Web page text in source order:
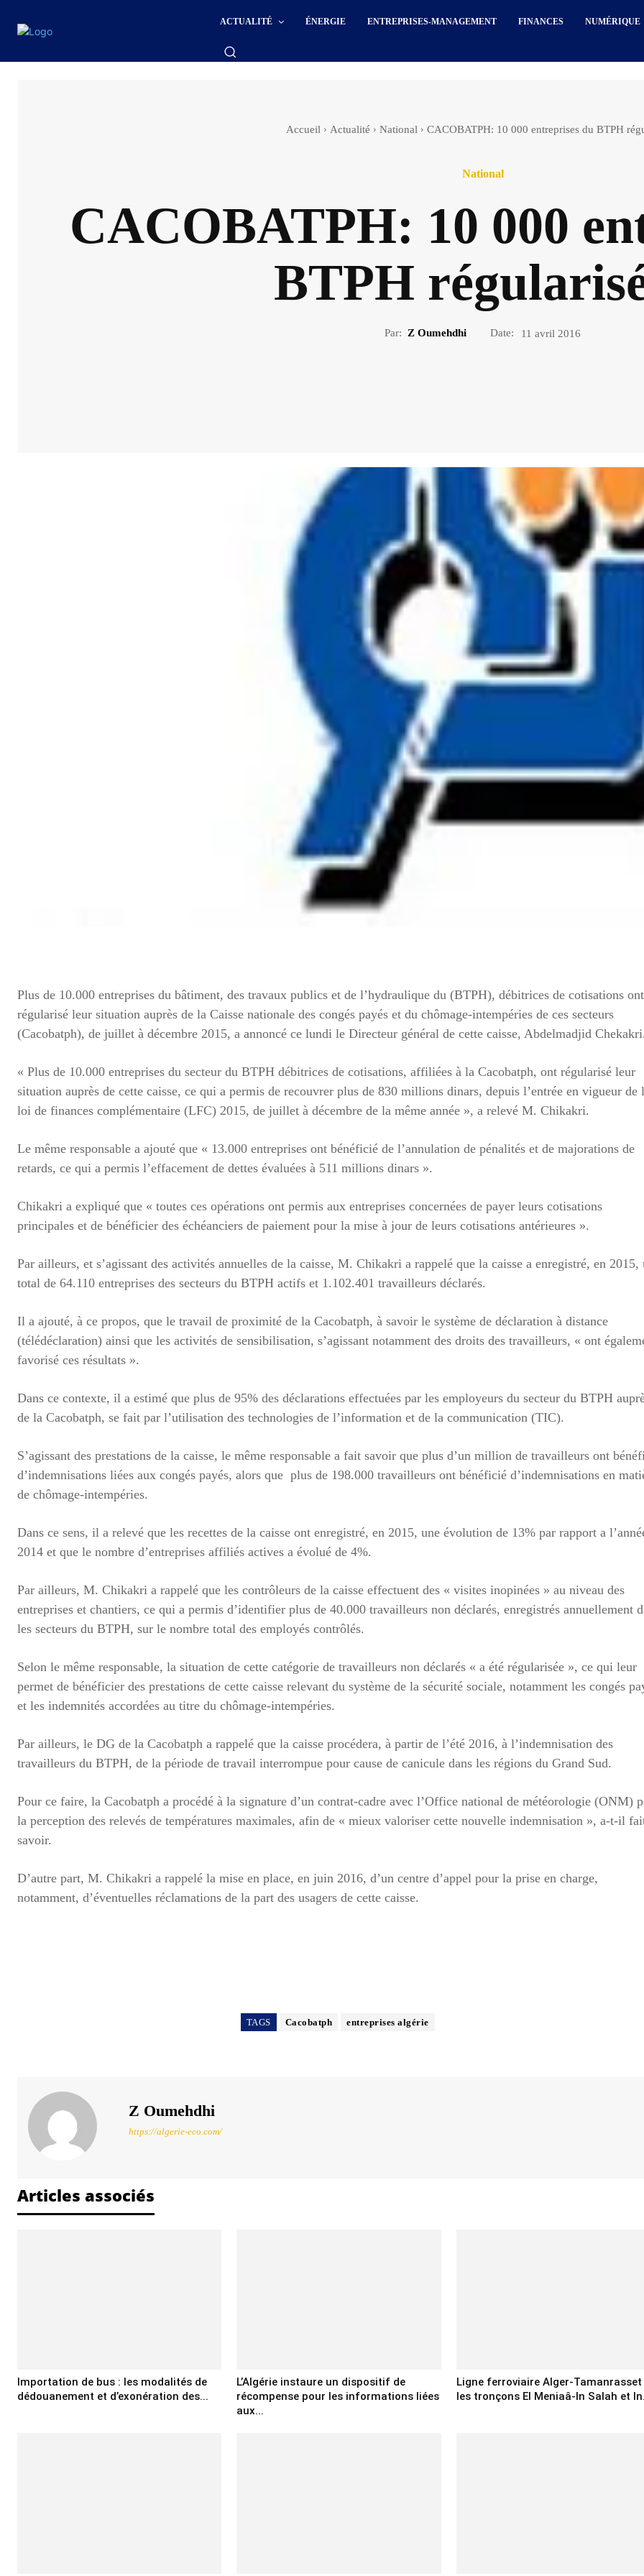
ACTUALITÉ ÉNERGIE ENTREPRISES-MANAGEMENT FINANCES NUMÉRIQUE
Accueil Actualité National CACOBATPH: 10 000 entreprises du BTPH
National
CACOBATPH: 10 000
BTPH
Par: Z Oumehdhi Date: 11 avril 2016
Plus de 10.000 entreprises du bâtiment, des travaux publics et de l’hydraulique du (BTPH), débitrices de cotisations ont
régularisé leur situation auprès de la Caisse nationale des congés payés et du chômage-intempéries de ces secteurs
(Cacobatph), de juillet à décembre 2015, a annoncé ce lundi le Directeur général de cette caisse, Abdelmadjid Chekakri.
« Plus de 10.000 entreprises du secteur du BTPH débitrices de cotisations, affiliées à la Cacobatph, ont régularisé leur
situation auprès de cette caisse, ce qui a permis de recouvrer plus de 830 millions dinars, depuis l’entrée en vigueur de
loi de finances complémentaire (LFC) 2015, de juillet à décembre de la même année », a relevé M. Chikakri.
Le même responsable a ajouté que « 13.000 entreprises ont bénéficié de l’annulation de pénalités et de majorations de
retards, ce qui a permis l’effacement de dettes évaluées à 511 millions dinars ».
Chikakri a expliqué que « toutes ces opérations ont permis aux entreprises concernées de payer leurs cotisations
principales et de bénéficier des échéanciers de paiement pour la mise à jour de leurs cotisations antérieures ».
Par ailleurs, et s’agissant des activités annuelles de la caisse, M. Chikakri a rappelé que la caisse a enregistré, en 2015,
total de 64.110 entreprises des secteurs du BTPH actifs et 1.102.401 travailleurs déclarés.
Il a ajouté, à ce propos, que le travail de proximité de la Cacobatph, à savoir le système de déclaration à distance
(télédéclaration) ainsi que les activités de sensibilisation, s’agissant notamment des droits des travailleurs, « ont
favorisé ces résultats ».
Dans ce contexte, il a estimé que plus de 95% des déclarations effectuées par les employeurs du secteur du BTPH
de la Cacobatph, se fait par l’utilisation des technologies de l’information et de la communication (TIC).
S’agissant des prestations de la caisse, le même responsable a fait savoir que plus d’un million de travailleurs ont
d’indemnisations liées aux congés payés, alors que plus de 198.000 travailleurs ont bénéficié d’indemnisations en
de chômage-intempéries.
Dans ce sens, il a relevé que les recettes de la caisse ont enregistré, en 2015, une évolution de 13% par rapport a
2014 et que le nombre d’entreprises affiliés actives a évolué de 4%.
Par ailleurs, M. Chikakri a rappelé que les contrôleurs de la caisse effectuent des « visites inopinées » au niveau des
entreprises et chantiers, ce qui a permis d’identifier plus de 40.000 travailleurs non déclarés, enregistrés annuellement
les secteurs du BTPH, sur le nombre total des employés contrôlés.
Selon le même responsable, la situation de cette catégorie de travailleurs non déclarés « a été régularisée », ce qui leur
permet de bénéficier des prestations de cette caisse relevant du système de la sécurité sociale, notamment les congés
et les indemnités accordées au titre du chômage-intempéries.
Par ailleurs, le DG de la Cacobatph a rappelé que la caisse procédera, à partir de l’été 2016, à l’indemnisation des
travailleurs du BTPH, de la période de travail interrompue pour cause de canicule dans les régions du Grand Sud.
Pour ce faire, la Cacobatph a procédé à la signature d’un contrat-cadre avec l’Office national de météorologie (ONM)
la perception des relevés de températures maximales, afin de « mieux valoriser cette nouvelle indemnisation », a-t-il
savoir.
D’autre part, M. Chikakri a rappelé la mise en place, en juin 2016, d’un centre d’appel pour la prise en charge,
notamment, d’éventuelles réclamations de la part des usagers de cette caisse.
TAGS Cacobatph entreprises algérie
Z Oumehdhi
https://algerie-eco.com/
Articles associés
Importation de bus : les modalités de
dédouanement et d’exonération des...
L’Algérie instaure un dispositif de
récompense pour les informations liées
aux...
Ligne ferroviaire Alger-Tamanrasset
les tronçons El Meniaâ-In Salah et